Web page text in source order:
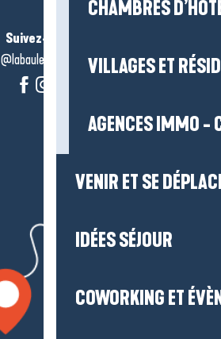
CHAMBRES
VILLAGES ET
AGENCES IMMO -
VENIR ET SE
IDÉES SÉJOUR
COWORKING ET
Suivez-nous !
@labauleguérande